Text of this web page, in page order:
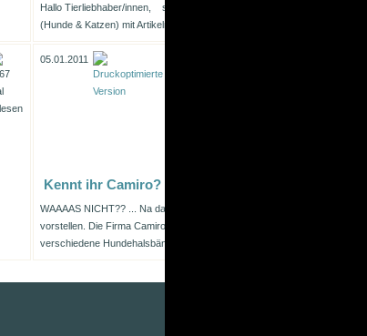
Hallo Tierliebhaber/innen,
schon seit einigen Jahren füttere ich meine
(Hunde & Katzen) mit Artikeln von Vet-Concept. Diese ...
05.01.2011
Kennt ihr Camiro?
WAAAAS NICHT?? ... Na dann lasst mich Camiro Heimtierzubehör mal
vorstellen. Die Firma Camiro fertigt seit Jahren; ganz tolle,
verschiedene Hundehalsbänder, ...